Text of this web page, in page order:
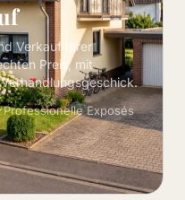
Verkauf Ihrer
Preis, mit
Professionelle Exposés